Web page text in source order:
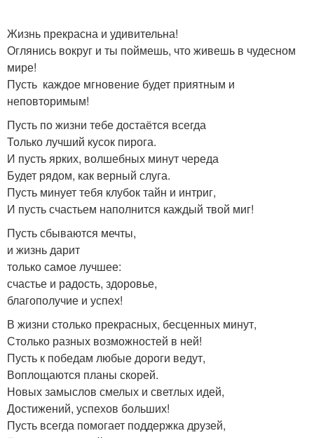
Жизнь прекрасна и удивительна!
Оглянись вокруг и ты поймешь, что живешь в чудесном
мире!
Пусть каждое мгновение будет приятным и
неповторимым!
Пусть по жизни тебе достаётся всегда
Только лучший кусок пирога.
И пусть ярких, волшебных минут череда
Будет рядом, как верный слуга.
Пусть минует тебя клубок тайн и интриг,
И пусть счастьем наполнится каждый твой миг!
Пусть сбываются мечты,
и жизнь дарит
только самое лучшее:
счастье и радость, здоровье,
благополучие и успех!
В жизни столько прекрасных, бесценных минут,
Столько разных возможностей в ней!
Пусть к победам любые дороги ведут,
Воплощаются планы скорей.
Новых замыслов смелых и светлых идей,
Достижений, успехов больших!
Пусть всегда помогает поддержка друзей,